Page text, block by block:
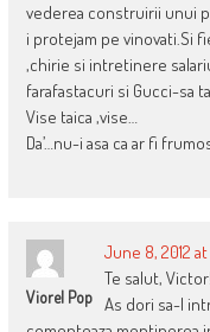
vederea construirii unui
i protejam pe vinovati.Si
,chirie si intretinere
farafastacuri si Gucci-sa
Vise taica ,vise…
Da’…nu-i asa ca ar fi
Viorel Pop
June 8, 2012 at
Te salut, Victor!
As dori sa-l